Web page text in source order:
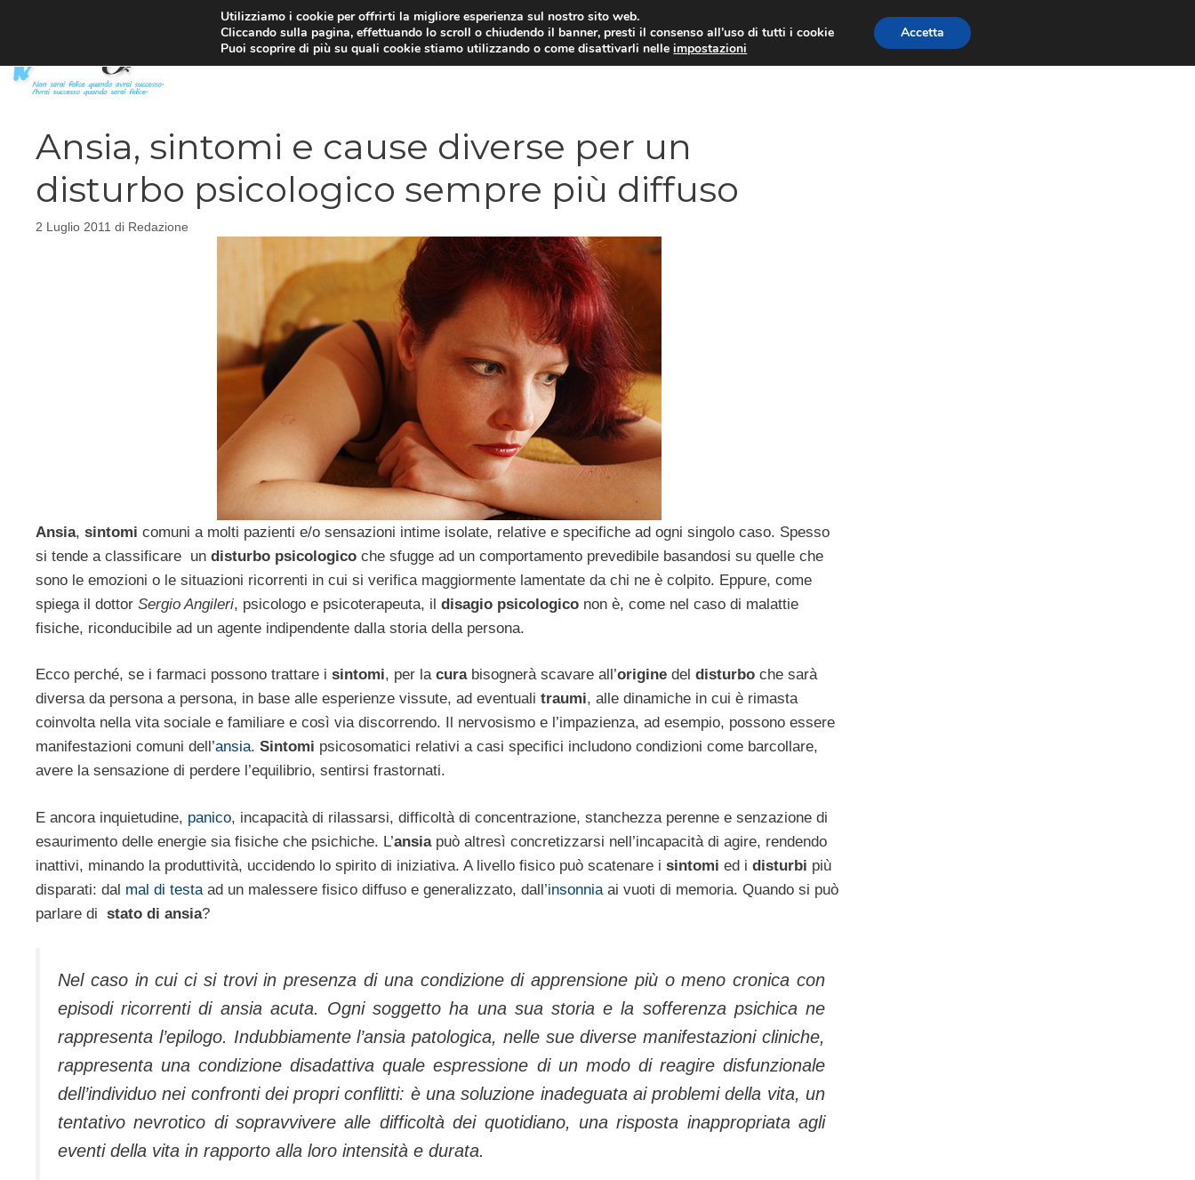
DIPENDENZE RELAZIONI INTERPERSONALI
Ansia, sintomi e cause diverse per un
disturbo psicologico sempre più diffuso
2 Luglio 2011 di Redazione
Ansia, sintomi comuni a molti pazienti e/o sensazioni intime isolate, relative e specifiche ad ogni singolo caso. Spesso
si tende a classificare un disturbo psicologico che sfugge ad un comportamento prevedibile basandosi su quelle che
sono le emozioni o le situazioni ricorrenti in cui si verifica maggiormente lamentate da chi ne è colpito. Eppure, come
spiega il dottor Sergio Angileri, psicologo e psicoterapeuta, il disagio psicologico non è, come nel caso di malattie
fisiche, riconducibile ad un agente indipendente dalla storia della persona.
Ecco perché, se i farmaci possono trattare i sintomi, per la curabisognerà scavare all’origine del disturbo che sarà
diversa da persona a persona, in base alle esperienze vissute, ad eventuali traumi, alle dinamiche in cui è rimasta
coinvolta nella vita sociale e familiare e così via discorrendo. Il nervosismo e l’impazienza, ad esempio, possono essere
manifestazioni comuni dell’ansia. Sintomi psicosomatici relativi a casi specifici includono condizioni come barcollare,
avere la sensazione di perdere l’equilibrio, sentirsi frastornati.
E ancora inquietudine, panico, incapacità di rilassarsi, difficoltà di concentrazione, stanchezza perenne e senzazione di
esaurimento delle energie sia fisiche che psichiche. L’ansiapuò altresì concretizzarsi nell’incapacità di agire, rendendo
inattivi, minando la produttività, uccidendo lo spirito di iniziativa. A livello fisico può scatenare i sintomi ed i disturbi più
disparati: dal mal di testa ad un malessere fisico diffuso e generalizzato, dall’insonnia ai vuoti di memoria. Quando si può
parlare di stato di ansia?
Nel caso in cui ci si trovi in presenza di una condizione di apprensione più o meno cronica con
episodi ricorrenti di ansia acuta. Ogni soggetto ha una sua storia e la sofferenza psichica ne
rappresenta l’epilogo. Indubbiamente l’ansia patologica, nelle sue diverse manifestazioni cliniche,
rappresenta una condizione disadattiva quale espressione di un modo di reagire disfunzionale
dell’individuo nei confronti dei propri conflitti: è una soluzione inadeguata ai problemi della vita, un
tentativo nevrotico di sopravvivere alle difficoltà dei quotidiano, una risposta inappropriata agli
eventi della vita in rapporto alla loro intensità e durata.
Utilizziamo i cookie per offrirti la migliore esperienza sul nostro sito web.
Cliccando sulla pagina, effettuando lo scroll o chiudendo il banner, presti il consenso all’uso di tutti i cookie
Puoi scoprire di più su quali cookie stiamo utilizzando o come disattivarli nelleimpostazioni
Accetta